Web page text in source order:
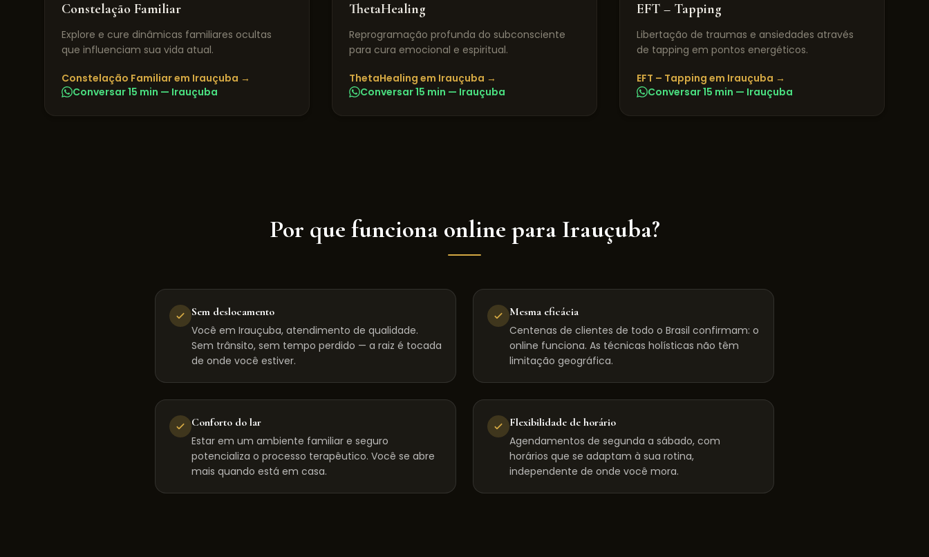
Constelação Familiar
Explore e cure dinâmicas familiares ocultas
que influenciam sua vida atual.
Constelação Familiarem Irauçuba →
Conversar 15 min — Irauçuba
ThetaHealing
Reprogramação profunda do subconsciente
para cura emocional e espiritual.
ThetaHealing em Irauçuba →
Conversar 15 min — Irauçuba
EFT – Tapping
Libertação de traumas e ansiedades através
de tapping em pontos energéticos.
EFT – Tapping em Irauçuba →
Conversar 15 min — Irauçuba
Por que funciona online para Irauçuba?
Sem deslocamento
Você em Irauçuba, atendimento de qualidade.
Sem trânsito, sem tempo perdido — a raiz é tocada
de onde você estiver.
Mesma eficácia
Centenas de clientes de todo o Brasil confirmam: o
online funciona. As técnicas holísticas não têm
limitação geográfica.
Conforto do lar
Estar em um ambiente familiar e seguro
potencializa o processo terapêutico. Você se abre
mais quando está em casa.
Flexibilidade de horário
Agendamentos de segunda a sábado, com
horários que se adaptam à sua rotina,
independente de onde você mora.